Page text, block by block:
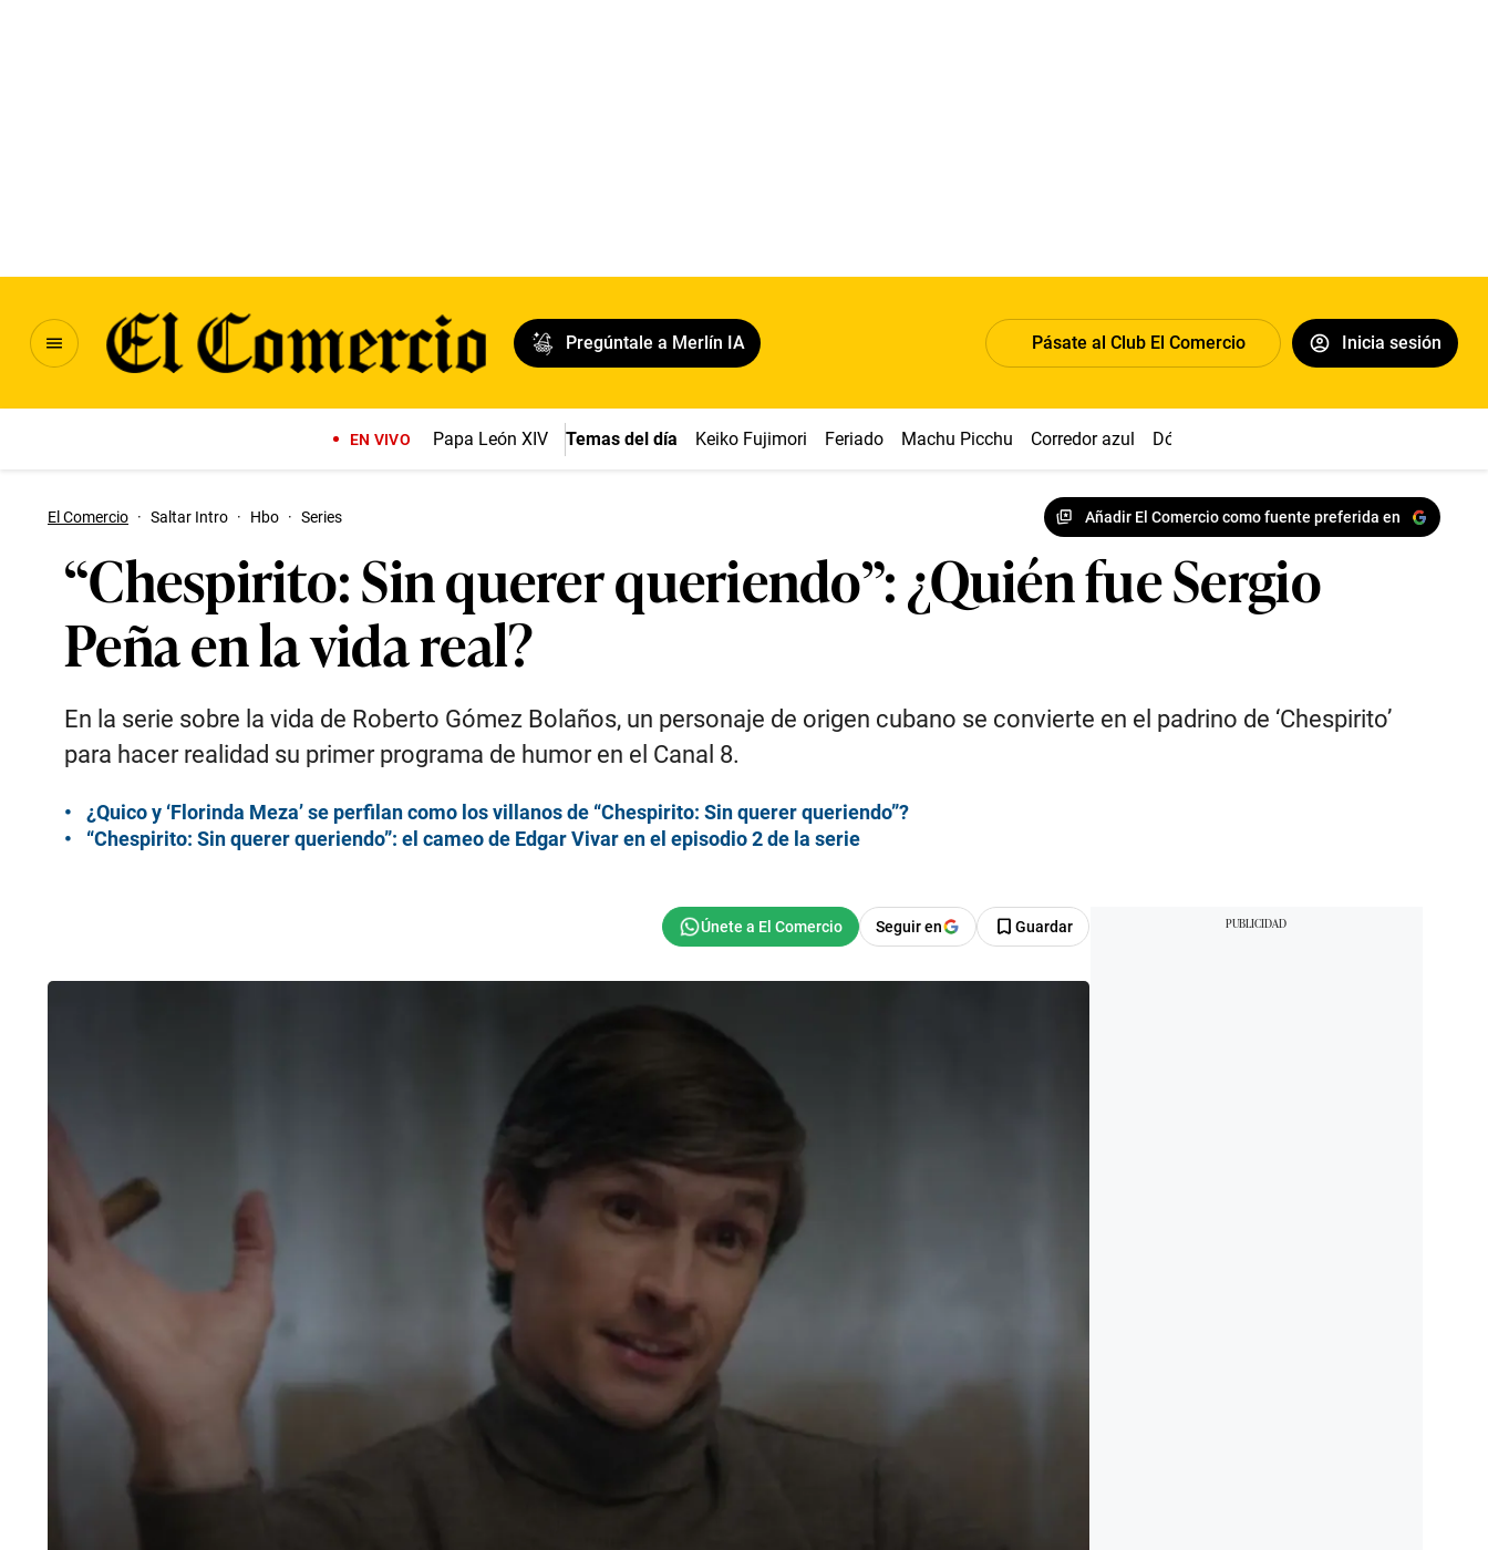
Pregúntale a Merlín IA Pásate al Club El Comercio Inicia sesión
EN VIVO Papa León XIV Temas del día Keiko Fujimori Feriado Machu Picchu Corredor azul Dólar
El Comercio · Saltar Intro · Hbo · Series Añadir El Comercio como fuente preferida en
“Chespirito: Sin querer queriendo”: ¿Quién fue Sergio
Peña en la vida real?
En la serie sobre la vida de Roberto Gómez Bolaños, un personaje de origen cubano se convierte en el padrino de ‘Chespirito’
para hacer realidad su primer programa de humor en el Canal 8.
¿Quico y ‘Florinda Meza’ se perfilan como los villanos de “Chespirito: Sin querer queriendo”?
“Chespirito: Sin querer queriendo”: el cameo de Edgar Vivar en el episodio 2 de la serie
Seguir en Guardar